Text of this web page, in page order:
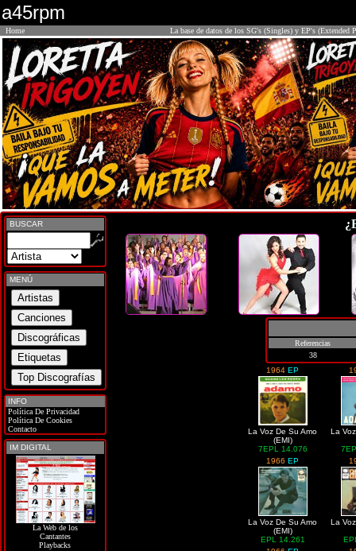
a45rpm
Home La base de datos de los SG's (Singles) y EP's (Extended
BUSCAR
MENÚ
INFO
Política De Privacidad
Política De Cookies
Contacto
IM DIGITAL
La Web de los
Cantantes
Playbacks
Referencias
38
1964EP
La Voz De Su Amo
(EMI)
7EPL 14.076
La
1966EP
La Voz De Su Amo
(EMI)
EPL 14.261
La